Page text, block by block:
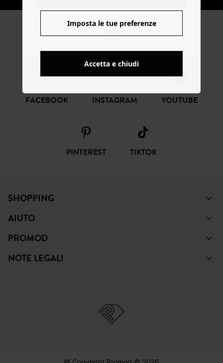
SEGUICI
FACEBOOK INSTAGRAM YOUTUBE
PINTEREST TIKTOK
SHOPPING
AIUTO
PROMOD
NOTE LEGALI
Imposta le tue preferenze
Accetta e chiudi